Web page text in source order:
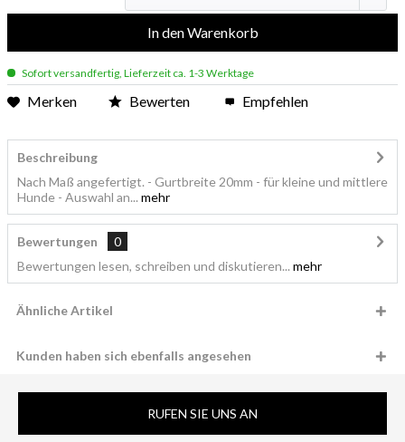
In denWarenkorb
Sofort versandfertig, Lieferzeit ca. 1-3 Werktage
Merken Bewerten Empfehlen
Beschreibung
Nach Maß angefertigt. - Gurtbreite 20mm - für kleine und mittlere
Hunde - Auswahl an... mehr
Bewertungen
0
Bewertungen lesen, schreiben und diskutieren... mehr
Ähnliche Artikel
Kunden haben sich ebenfalls angesehen
RUFEN SIE UNS AN